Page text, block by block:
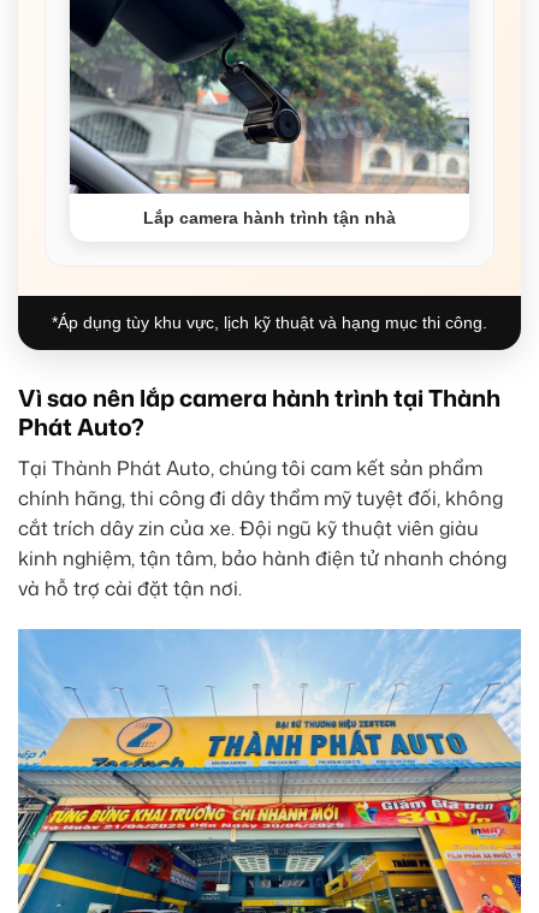
Lắp camera hành trình tận nhà
*Áp dụng tùy khu vực, lịch kỹ thuật và hạng mục thi công.
Vì sao nên lắp camera hành trình tại Thành
Phát Auto?
Tại Thành Phát Auto, chúng tôi cam kết sản phẩm
chính hãng, thi công đi dây thẩm mỹ tuyệt đối, không
cắt trích dây zin của xe. Đội ngũ kỹ thuật viên giàu
kinh nghiệm, tận tâm, bảo hành điện tử nhanh chóng
và hỗ trợ cài đặt tận nơi.